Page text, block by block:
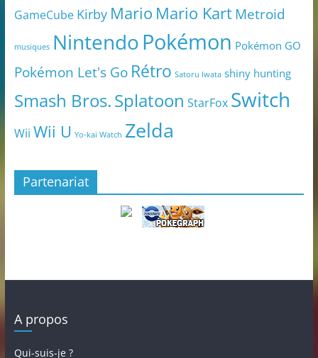
GameCube Kirby Mario Mario KartMetroid
musiques NintendoPokémon Pokémon GO
Pokémon Let's Go Rétro Satoru Iwata shiny hunting
Smash Bros.Splatoon StarFox Switch
Wii Wii U Yo-kai Watch Zelda
Partenariat
A propos
Qui-suis-je ?